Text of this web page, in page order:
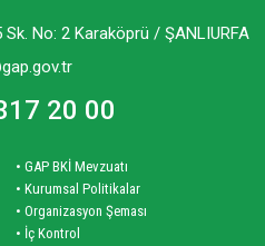
No: 2 Karaköprü / ŞANLIURFA
20 00
• GAP BKİ Mevzuatı
• Kurumsal Politikalar
• Organizasyon Şeması
• İç Kontrol